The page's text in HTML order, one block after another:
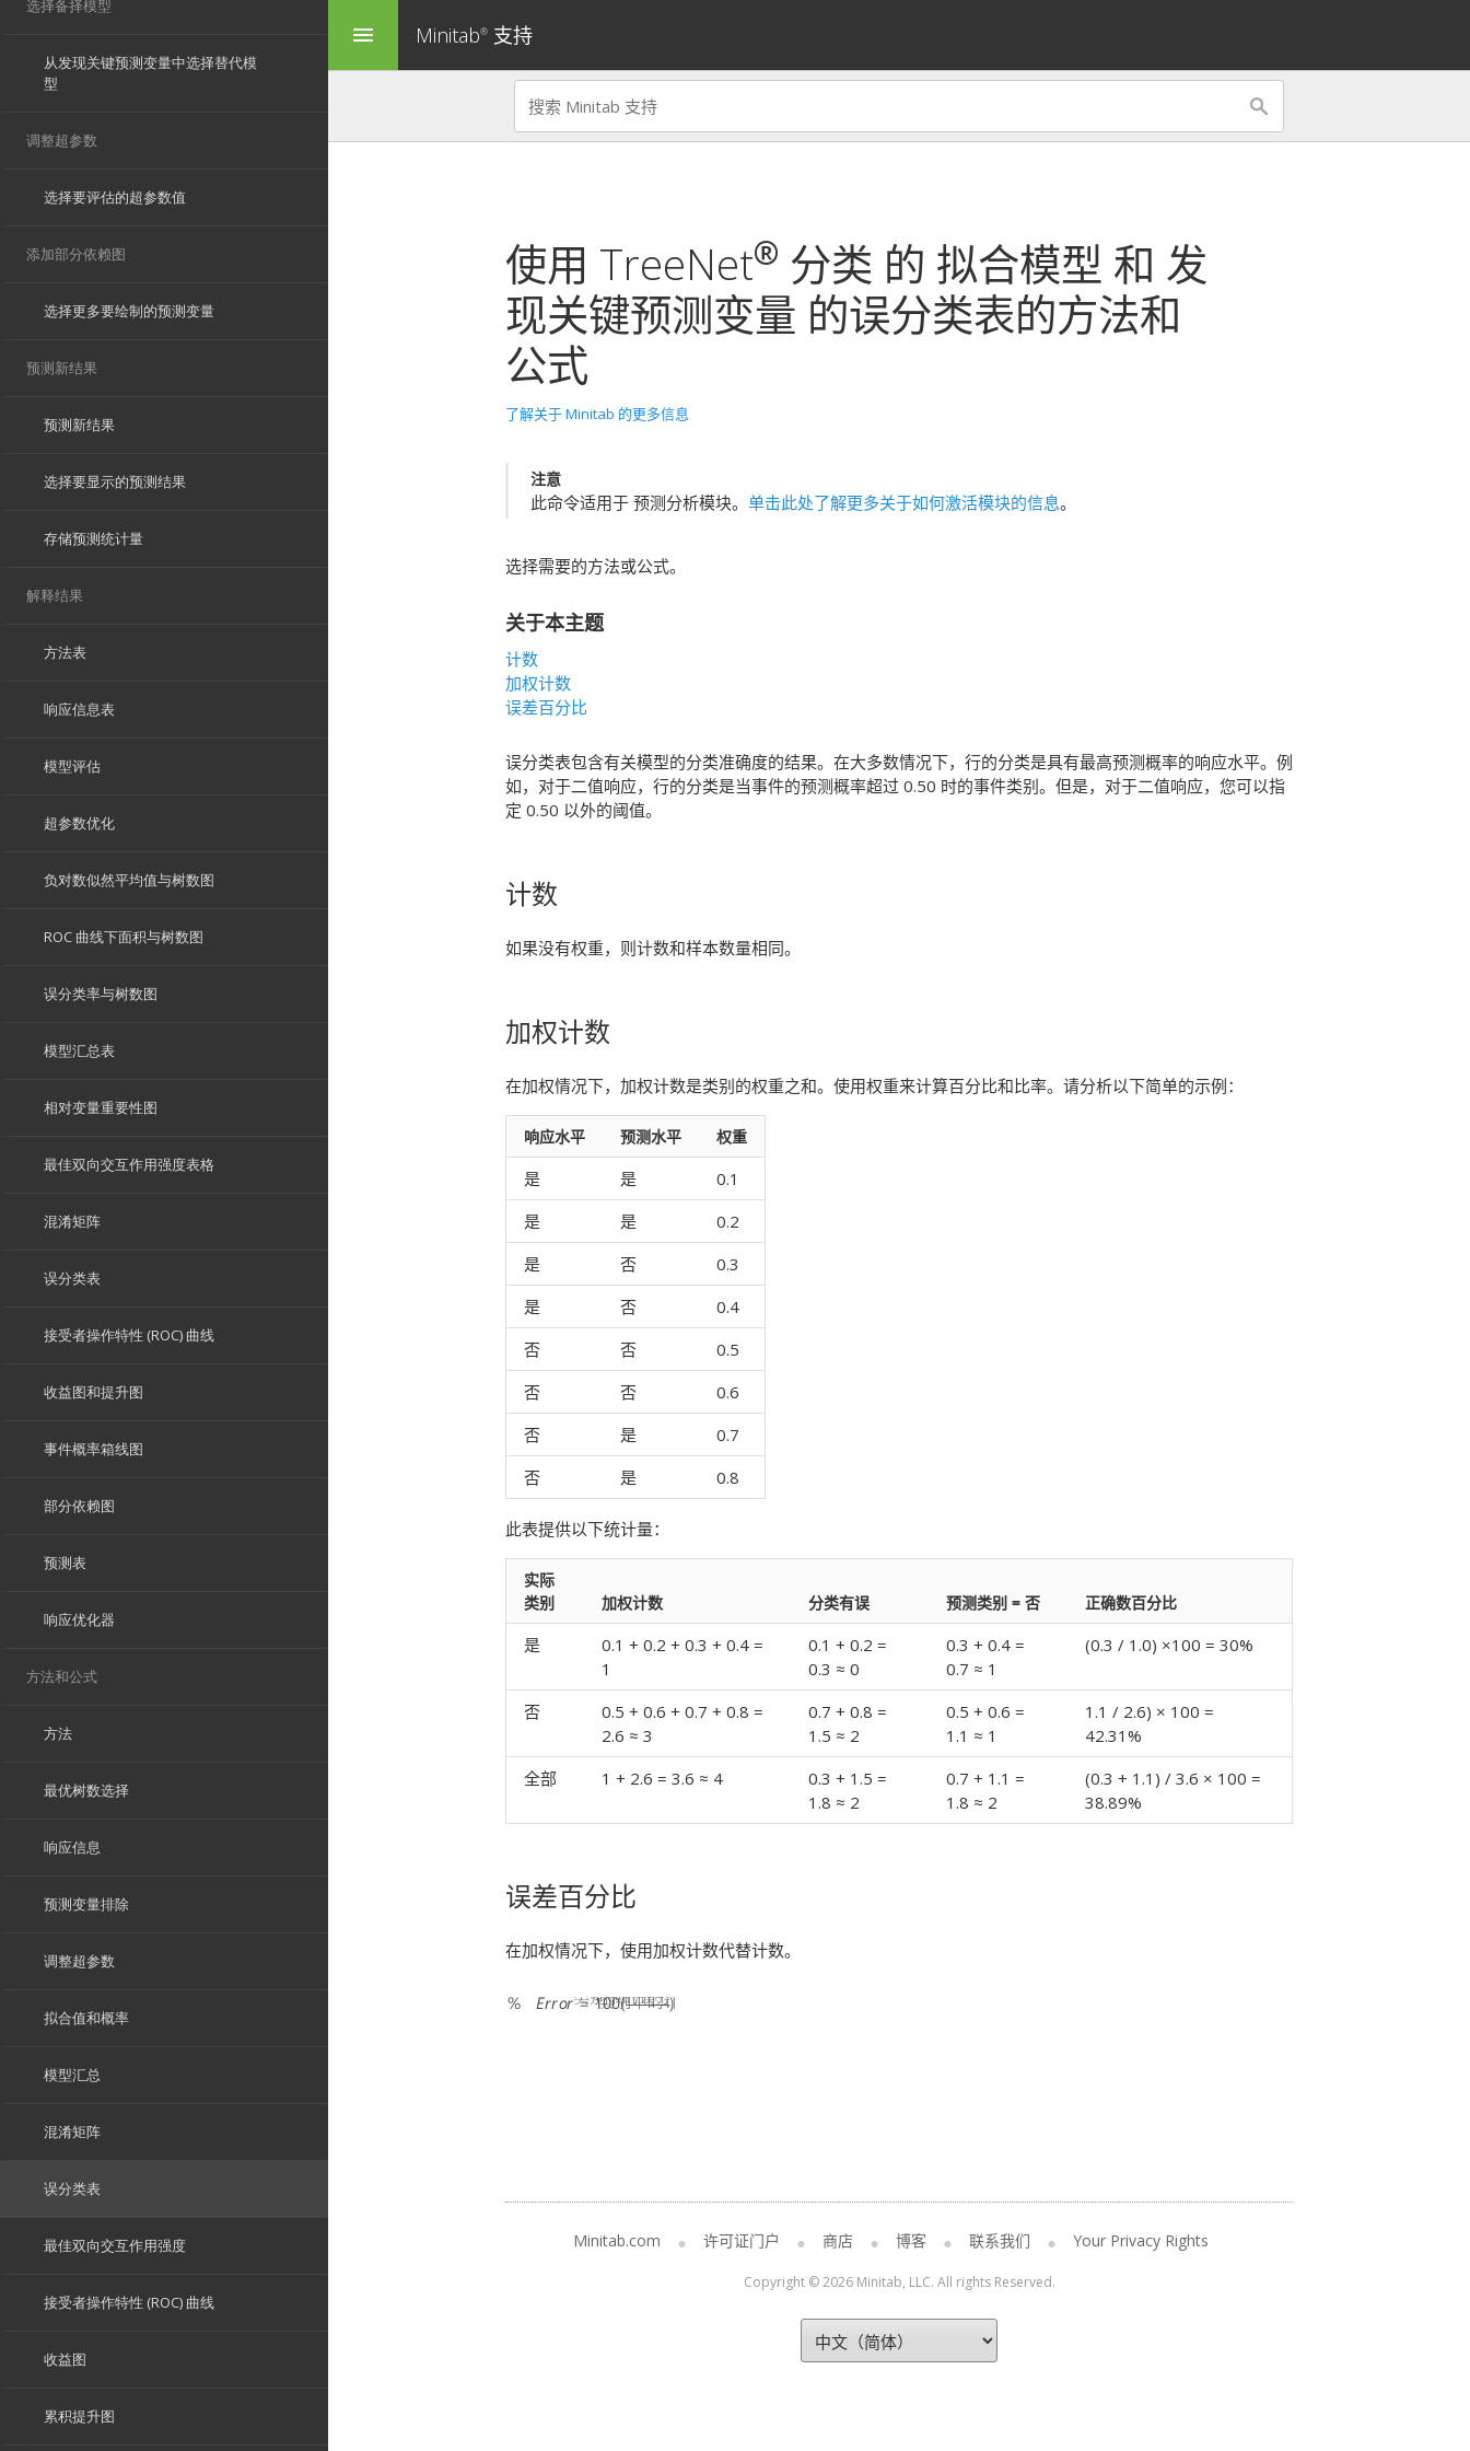
menu Minitab® 支持
使用 TreeNet® 分类 的 拟合模型 和 发
现关键预测变量 的误分类表的方法和
公式
了解关于 Minitab 的更多信息
注意
此命令适用于 预测分析模块。 单击此处了解更多关于如何激活模块的信息。
选择需要的方法或公式。
关于本主题
计数
加权计数
误差百分比
误分类表包含有关模型的分类准确度的结果。在大多数情况下，行的分类是具有最高预测概率的响应水平。例
如，对于二值响应，行的分类是当事件的预测概率超过 0.50 时的事件类别。但是，对于二值响应，您可以指
定 0.50 以外的阈值。
计数
如果没有权重，则计数和样本数量相同。
加权计数
在加权情况下，加权计数是类别的权重之和。使用权重来计算百分比和比率。请分析以下简单的示例：
响应水平 预测水平 权重
是 是
0.1
是
是
0.2
是
否
0.3
是
否
0.4
否
否
0.5
否
否
0.6
否
是
0.7
否
是 0.8
此表提供以下统计量：
实际
类别
加权计数 分类有误 预测类别 = 否 正确数百分比
是
0.1 + 0.2 + 0.3 + 0.4 =
1
0.1 + 0.2 =
0.3 ≈ 0
0.3 + 0.4 =
0.7 ≈ 1
(0.3 / 1.0) ×100 = 30%
否
0.5 + 0.6 + 0.7 + 0.8 =
2.6 ≈ 3
0.7 + 0.8 =
1.5 ≈ 2
0.5 + 0.6 =
1.1 ≈ 1
1.1 / 2.6) × 100 =
42.31%
全部
1 + 2.6 = 3.6 ≈ 4
0.3 + 1.5 =
1.8 ≈ 2
0.7 + 1.1 =
1.8 ≈ 2
(0.3 + 1.1) / 3.6 × 100 =
38.89%
误差百分比
在加权情况下，使用加权计数代替计数。
Minitab.com 许可证门户 商店 博客 联系我们 Your Privacy Rights
Copyright © 2026 Minitab, LLC. All rights Reserved.